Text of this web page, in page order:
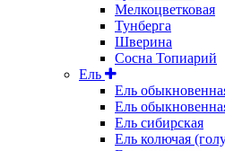
Мелкоцветковая
Тунберга
Шверина
Сосна Топиарий
Ель
Ель
Ель
Ель сибирская
Ель колючая